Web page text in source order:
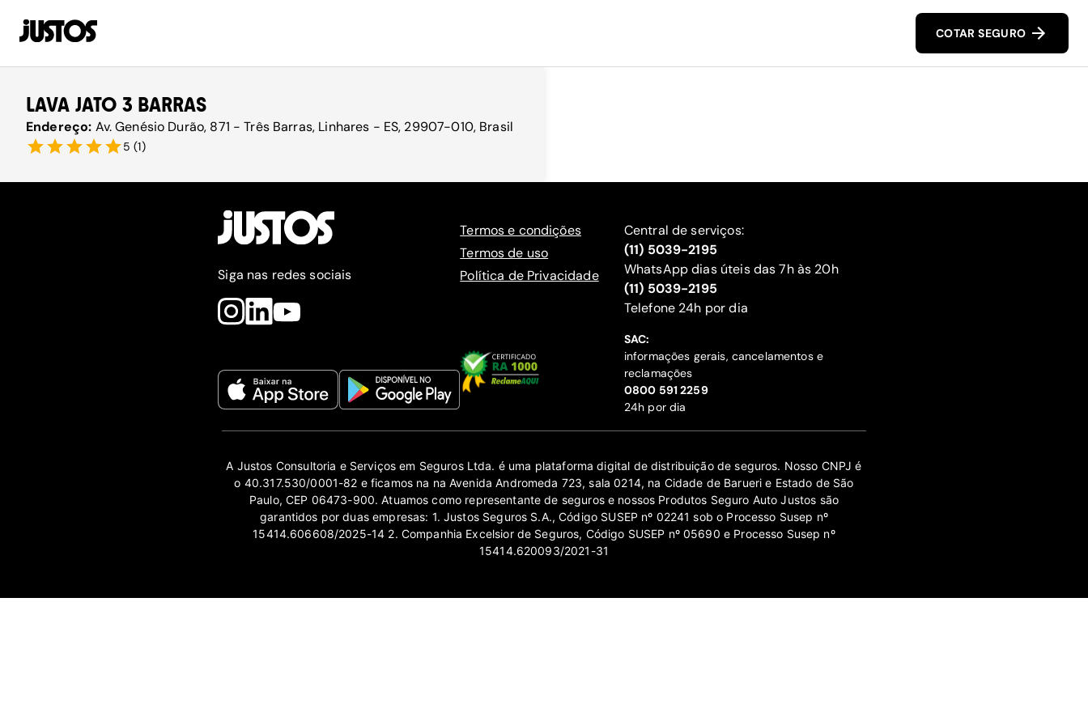
COTAR SEGURO
LAVA JATO 3 BARRAS
Endereço: Av. Genésio Durão, 871 - Três Barras, Linhares - ES, 29907-010, Brasil
5 (1)
Siga nas redes sociais
Termos e condições
Termos de uso
Política de Privacidade
Central de serviços:
(11) 5039-2195
WhatsApp dias úteis das 7h às 20h
(11) 5039-2195
‍Telefone 24h por dia
SAC:
informações gerais, cancelamentos e
reclamações
‍0800 591 2259
24h por dia
A Justos Consultoria e Serviços em Seguros Ltda. é uma plataforma digital de distribuição de seguros. Nosso CNPJ é
o 40.317.530/0001-82 e ficamos na na Avenida Andromeda 723, sala 0214, na Cidade de Barueri e Estado de São
Paulo, CEP 06473-900. Atuamos como representante de seguros e nossos Produtos Seguro Auto Justos são
garantidos por duas empresas: 1. Justos Seguros S.A., Código SUSEP nº 02241 sob o Processo Susep nº
15414.606608/2025-14 2. Companhia Excelsior de Seguros, Código SUSEP nº 05690 e Processo Susep nº
15414.620093/2021-31